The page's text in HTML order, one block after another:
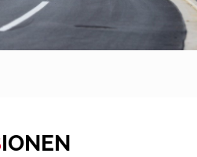
VB
IONEN